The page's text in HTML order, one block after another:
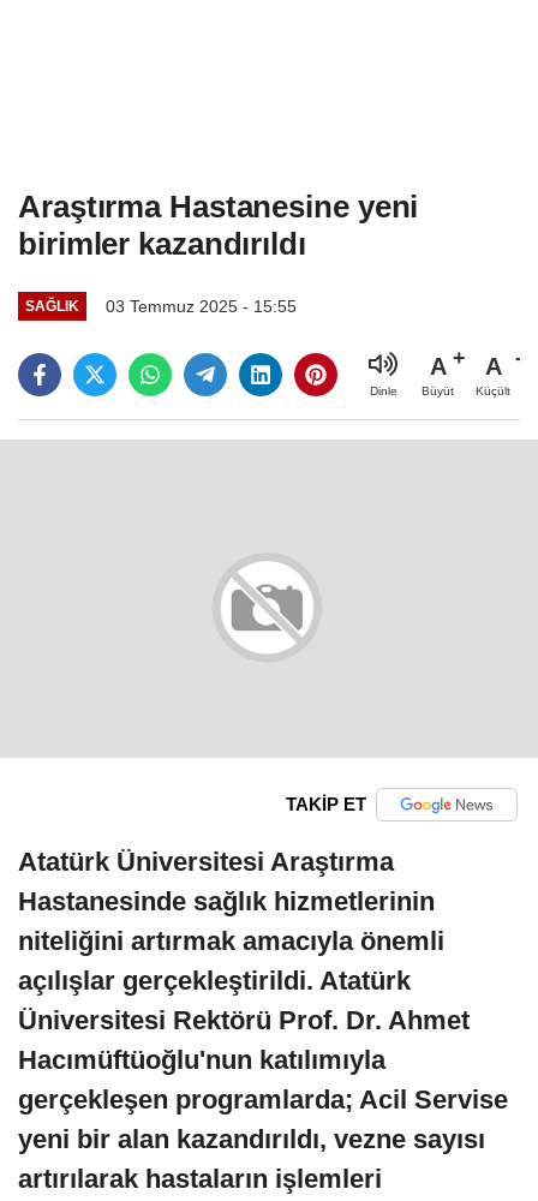
Araştırma Hastanesine yeni
birimler kazandırıldı
SAĞLIK 03 Temmuz 2025 - 15:55
Dinle
A
Büyüt
A
Küçült
TAKİP ET
Atatürk Üniversitesi Araştırma
Hastanesinde sağlık hizmetlerinin
niteliğini artırmak amacıyla önemli
açılışlar gerçekleştirildi. Atatürk
Üniversitesi Rektörü Prof. Dr. Ahmet
Hacımüftüoğlu'nun katılımıyla
gerçekleşen programlarda; Acil Servise
yeni bir alan kazandırıldı, vezne sayısı
artırılarak hastaların işlemleri